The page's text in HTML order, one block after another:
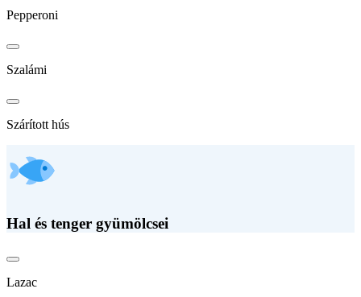
Pepperoni
Szalámi
Szárított hús
Hal és tenger gyümölcsei
Lazac